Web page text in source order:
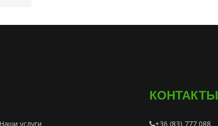
Наши услуги
КОНТАКТЫ
+36 (83) 777 088